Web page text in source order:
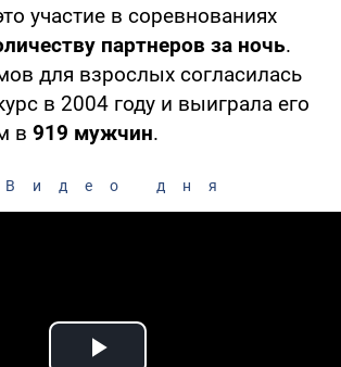
участие в соревнованиях
партнеров за ночь.
для взрослых согласилась
в 2004 году и выиграла его
в 919 мужчин.
Видео дня